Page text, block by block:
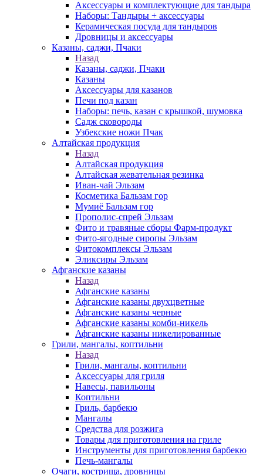
Аксессуары и комплектующие для тандыра
Наборы: Тандыры + аксессуары
Керамическая посуда для тандыров
Дровницы и аксессуары
Казаны, саджи, Пчаки
Назад
Казаны, саджи, Пчаки
Казаны
Аксессуары для казанов
Печи под казан
Наборы: печь, казан с крышкой, шумовка
Садж сковороды
Узбекские ножи Пчак
Алтайская продукция
Назад
Алтайская продукция
Алтайская жевательная резинка
Иван-чай Эльзам
Косметика Бальзам гор
Мумиё Бальзам гор
Прополис-спрей Эльзам
Фито и травяные сборы Фарм-продукт
Фито-ягодные сиропы Эльзам
Фитокомплексы Эльзам
Эликсиры Эльзам
Афганские казаны
Назад
Афганские казаны
Афганские казаны двухцветные
Афганские казаны черные
Афганские казаны комби-никель
Афганские казаны никелированные
Грили, мангалы, коптильни
Назад
Грили, мангалы, коптильни
Аксессуары для гриля
Навесы, павильоны
Коптильни
Гриль, барбекю
Мангалы
Средства для розжига
Товары для приготовления на гриле
Инструменты для приготовления барбекю
Печь-мангалы
Очаги, кострища, дровницы